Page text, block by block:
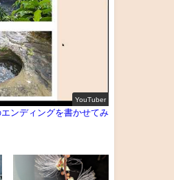
YouTuber
ンディングを書かせてみ